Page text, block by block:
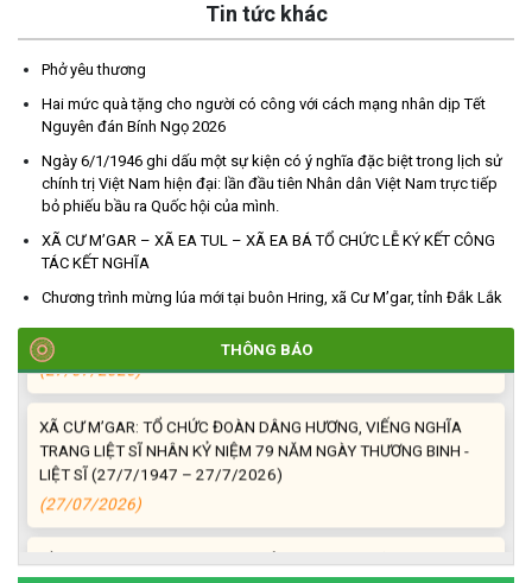
Tin tức khác
Phở yêu thương
Hai mức quà tặng cho người có công với cách mạng nhân dịp Tết
Nguyên đán Bính Ngọ 2026
Ngày 6/1/1946 ghi dấu một sự kiện có ý nghĩa đặc biệt trong lịch sử
chính trị Việt Nam hiện đại: lần đầu tiên Nhân dân Việt Nam trực tiếp
bỏ phiếu bầu ra Quốc hội của mình.
XÃ CƯ M’GAR – XÃ EA TUL – XÃ EA BÁ TỔ CHỨC LỄ KÝ KẾT CÔNG
TÁC KẾT NGHĨA
Chương trình mừng lúa mới tại buôn Hring, xã Cư M’gar, tỉnh Đắk Lắk
THÔNG BÁO
TRIỂN KHAI, GIAO NHIỆM VỤ TÌM KIẾM, QUY TẬP VÀ XÁC ĐỊNH
DANH TÍNH HÀI CỐT LIỆT SĨ
(27/07/2026)
HỘI LIÊN HIỆP PHỤ NỮ XÃ THĂM, TẶNG QUÀ CÁC GIA ĐÌNH
CHÍNH SÁCH NHÂN NGÀY THƯƠNG BINH - LIỆT SĨ 27/7
THÁNG ĐẦU NĂM VÀ KIỆN TOÀN TỔ CHỨC CHI HỘI SAU SÁP
NHẬP
(27/07/2026)
XÃ CƯ M’GAR: TỔ CHỨC ĐOÀN DÂNG HƯƠNG, VIẾNG NGHĨA
TRANG LIỆT SĨ NHÂN KỶ NIỆM 79 NĂM NGÀY THƯƠNG BINH -
LIỆT SĨ (27/7/1947 – 27/7/2026)
(27/07/2026)
ĐỒNG CHÍ PHAN XUÂN LỰC - CHỦ TỊCH UBND XÃ CƯ M’GAR
THĂM, TẶNG QUÀ GIA ĐÌNH CHÍNH SÁCH NHÂN KỶ NIỆM 79